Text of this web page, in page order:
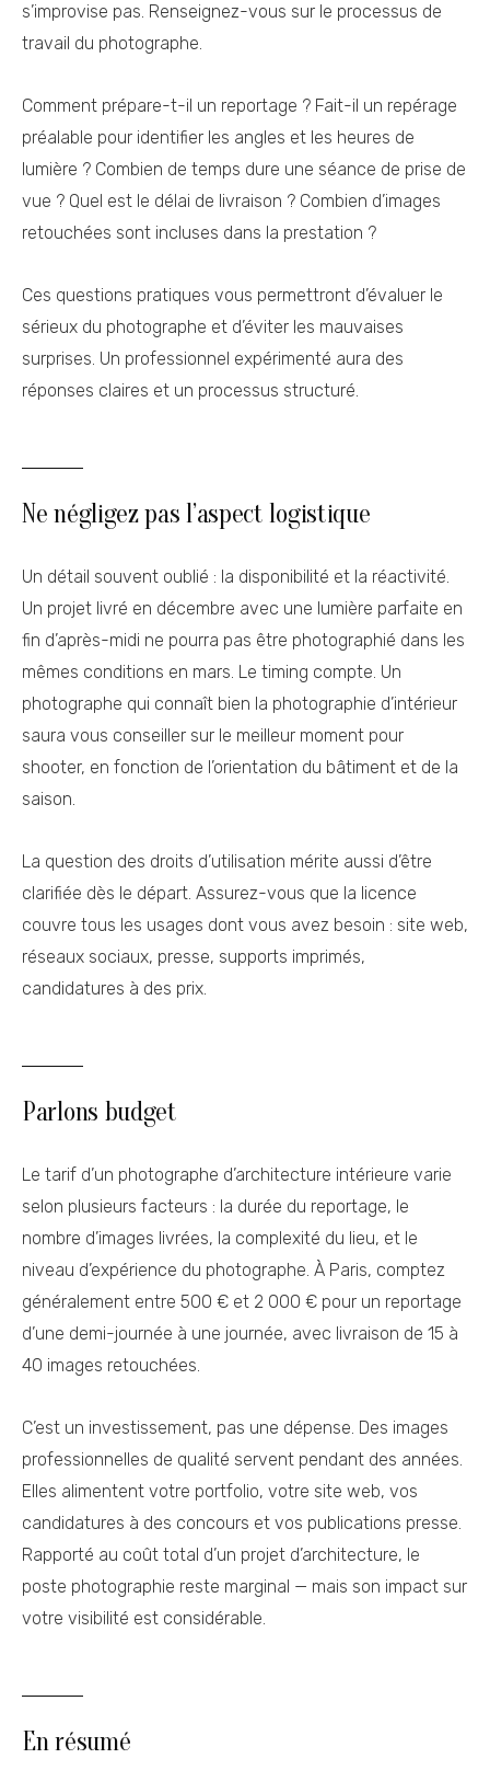
s’improvise pas. Renseignez-vous sur le processus de
travail du photographe.
Comment prépare-t-il un reportage ? Fait-il un repérage
préalable pour identifier les angles et les heures de
lumière ? Combien de temps dure une séance de prise de
vue ? Quel est le délai de livraison ? Combien d’images
retouchées sont incluses dans la prestation ?
Ces questions pratiques vous permettront d’évaluer le
sérieux du photographe et d’éviter les mauvaises
surprises. Un professionnel expérimenté aura des
réponses claires et un processus structuré.
Ne négligez pas l’aspect logistique
Un détail souvent oublié : la disponibilité et la réactivité.
Un projet livré en décembre avec une lumière parfaite en
fin d’après-midi ne pourra pas être photographié dans les
mêmes conditions en mars. Le timing compte. Un
photographe qui connaît bien la photographie d’intérieur
saura vous conseiller sur le meilleur moment pour
shooter, en fonction de l’orientation du bâtiment et de la
saison.
La question des droits d’utilisation mérite aussi d’être
clarifiée dès le départ. Assurez-vous que la licence
couvre tous les usages dont vous avez besoin : site web,
réseaux sociaux, presse, supports imprimés,
candidatures à des prix.
Parlons budget
Le tarif d’un photographe d’architecture intérieure varie
selon plusieurs facteurs : la durée du reportage, le
nombre d’images livrées, la complexité du lieu, et le
niveau d’expérience du photographe. À Paris, comptez
généralement entre 500 € et 2 000 € pour un reportage
d’une demi-journée à une journée, avec livraison de 15 à
40 images retouchées.
C’est un investissement, pas une dépense. Des images
professionnelles de qualité servent pendant des années.
Elles alimentent votre portfolio, votre site web, vos
candidatures à des concours et vos publications presse.
Rapporté au coût total d’un projet d’architecture, le
poste photographie reste marginal — mais son impact sur
votre visibilité est considérable.
En résumé